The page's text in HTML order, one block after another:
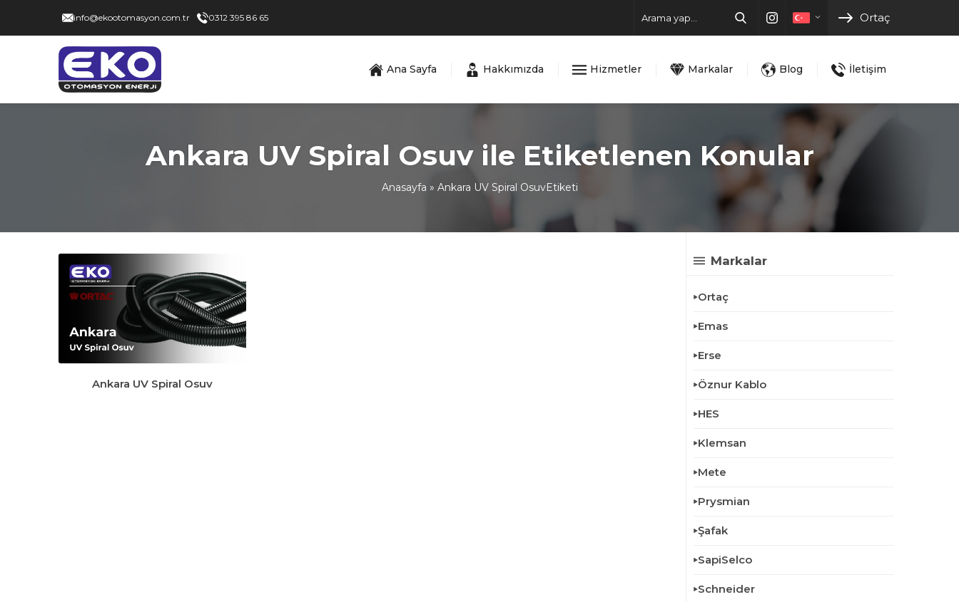
info@ekootomasyon.com.tr 0312 395 86 65 Ortaç
Ana Sayfa Hakkımızda Hizmetler Markalar Blog İletişim
Ankara UV Spiral Osuv ile Etiketlenen Konular
Anasayfa » Ankara UV Spiral OsuvEtiketi
Ankara UV Spiral Osuv
Markalar
Ortaç
Emas
Erse
Öznur Kablo
HES
Klemsan
Mete
Prysmian
Şafak
SapiSelco
Schneider